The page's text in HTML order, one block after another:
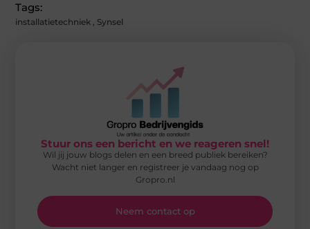
Tags:
installatietechniek , Synsel
Stuur ons een bericht en we reageren snel!
Wil jij jouw blogs delen en een breed publiek bereiken?
Wacht niet langer en registreer je vandaag nog op
Gropro.nl
Neem contact op